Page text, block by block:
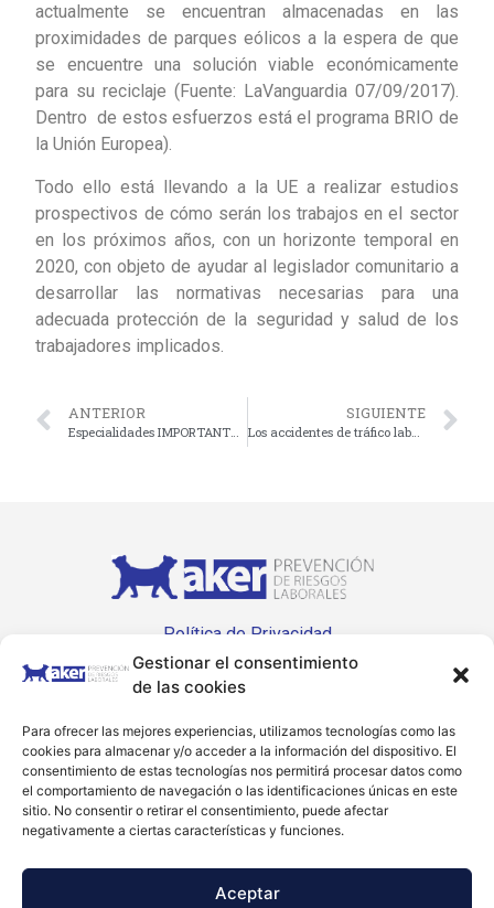
Gestionar el consentimiento
de las cookies
Para ofrecer las mejores experiencias, utilizamos tecnologías como las
cookies para almacenar y/o acceder a la información del dispositivo. El
consentimiento de estas tecnologías nos permitirá procesar datos como
el comportamiento de navegación o las identificaciones únicas en este
sitio. No consentir o retirar el consentimiento, puede afectar
negativamente a ciertas características y funciones.
Aceptar
actualmente se encuentran almacenadas en las
proximidades de parques eólicos a la espera de que
se encuentre una solución viable económicamente
para su reciclaje (Fuente: LaVanguardia 07/09/2017).
Dentro de estos esfuerzos está el programa BRIO de
la Unión Europea).
Todo ello está llevando a la UE a realizar estudios
prospectivos de cómo serán los trabajos en el sector
en los próximos años, con un horizonte temporal en
2020, con objeto de ayudar al legislador comunitario a
desarrollar las normativas necesarias para una
adecuada protección de la seguridad y salud de los
trabajadores implicados.
ANTERIOR
Especialidades IMPORTANTES del Convenio General del Metal, tanto si su empresa pertenece o no al sector
SIGUIENTE
Los accidentes de tráfico laborales se incrementan de forma importante
Política de Privacidad
Política de Cookies
+34 914 464 968
info@akerprevencion.com
Síguenos: LinkedIn
AKER Prevención de Riesgos Laborales © 2023